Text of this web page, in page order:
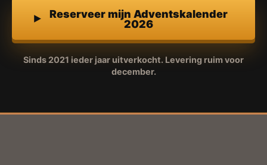
Reserveer mijn Adventskalender
2026
Sinds 2021 ieder jaar uitverkocht. Levering ruim voor
december.